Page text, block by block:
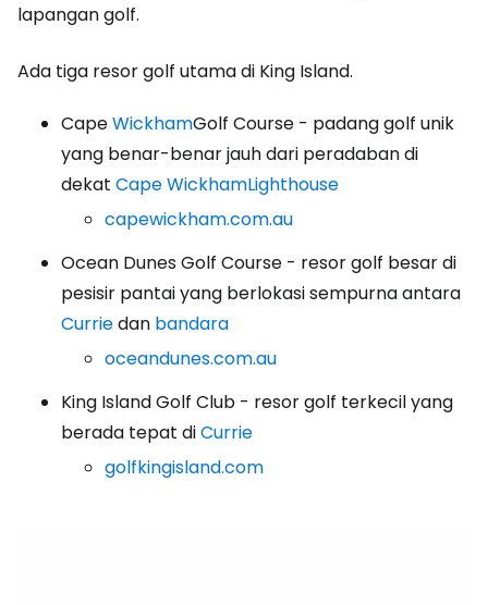
lapangan golf.
Ada tiga resor golf utama di King Island.
CapeWickhamGolf Course - padang golf unik
yang benar-benar jauh dari peradaban di
dekat Cape WickhamLighthouse
capewickham.com.au
Ocean Dunes Golf Course - resor golf besar di
pesisir pantai yang berlokasi sempurna antara
Curriedan bandara
oceandunes.com.au
King Island Golf Club - resor golf terkecil yang
berada tepat diCurrie
golfkingisland.com